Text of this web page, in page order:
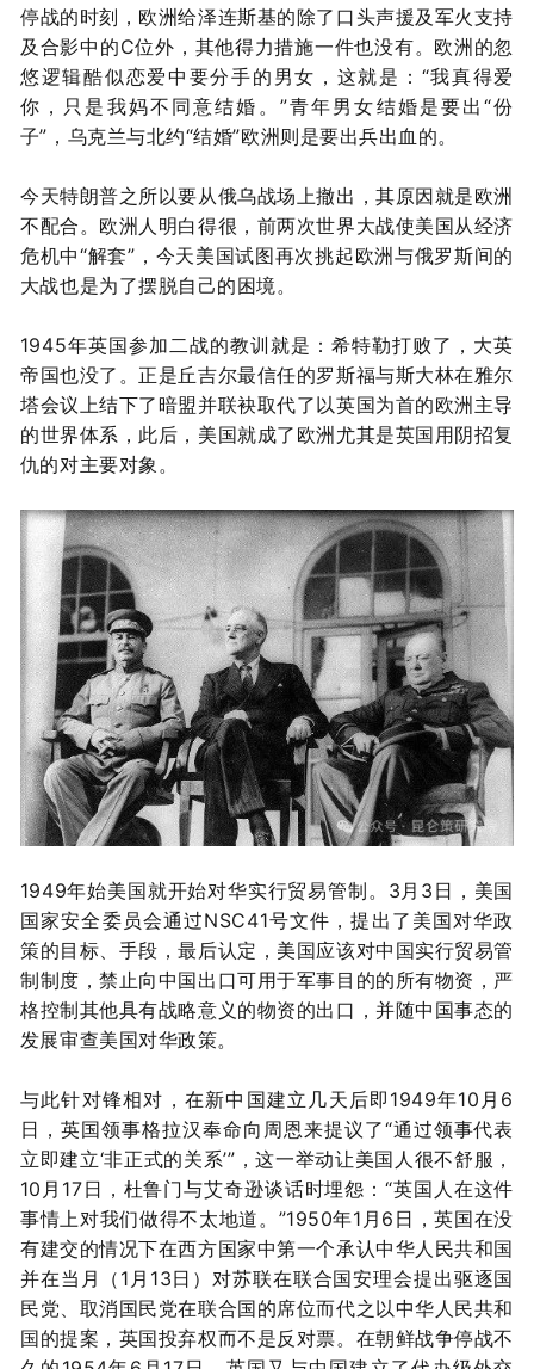
停战的时刻，欧洲给泽连斯基的除了口头声援及军火支持
及合影中的C位外，其他得力措施一件也没有。欧洲的忽
悠逻辑酷似恋爱中要分手的男女，这就是：“我真得爱
你，只是我妈不同意结婚。”青年男女结婚是要出“份
子”，乌克兰与北约“结婚”欧洲则是要出兵出血的。
今天特朗普之所以要从俄乌战场上撤出，其原因就是欧洲
不配合。欧洲人明白得很，前两次世界大战使美国从经济
危机中“解套”，今天美国试图再次挑起欧洲与俄罗斯间的
大战也是为了摆脱自己的困境。
1945年英国参加二战的教训就是：希特勒打败了，大英
帝国也没了。正是丘吉尔最信任的罗斯福与斯大林在雅尔
塔会议上结下了暗盟并联袂取代了以英国为首的欧洲主导
的世界体系，此后，美国就成了欧洲尤其是英国用阴招复
仇的对主要对象。
1949年始美国就开始对华实行贸易管制。3月3日，美国
国家安全委员会通过NSC41号文件，提出了美国对华政
策的目标、手段，最后认定，美国应该对中国实行贸易管
制制度，禁止向中国出口可用于军事目的的所有物资，严
格控制其他具有战略意义的物资的出口，并随中国事态的
发展审查美国对华政策。
与此针对锋相对，在新中国建立几天后即1949年10月6
日，英国领事格拉汉奉命向周恩来提议了“通过领事代表
立即建立‘非正式的关系’”，这一举动让美国人很不舒服，
10月17日，杜鲁门与艾奇逊谈话时埋怨：“英国人在这件
事情上对我们做得不太地道。”1950年1月6日，英国在没
有建交的情况下在西方国家中第一个承认中华人民共和国
并在当月（1月13日）对苏联在联合国安理会提出驱逐国
民党、取消国民党在联合国的席位而代之以中华人民共和
国的提案，英国投弃权而不是反对票。在朝鲜战争停战不